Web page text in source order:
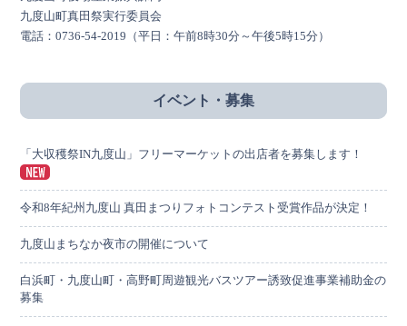
九度山町真田祭実行委員会
電話：0736-54-2019（平日：午前8時30分～午後5時15分）
イベント・募集
「大収穫祭IN九度山」フリーマーケットの出店者を募集します！
令和8年紀州九度山 真田まつりフォトコンテスト受賞作品が決定！
九度山まちなか夜市の開催について
白浜町・九度山町・高野町周遊観光バスツアー誘致促進事業補助金の
募集